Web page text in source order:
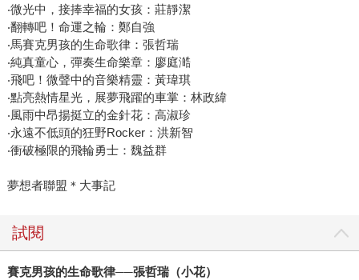
‧微光中，接捧幸福的女孩：莊靜潔
‧翻轉吧！命運之輪：鄭自強
‧馬賽克男孩的生命歌律：張哲瑞
‧純真童心，彈奏生命樂章：廖庭澔
‧飛吧！微聲中的音樂精靈：黃瑋琪
‧點亮熱情星光，展夢飛躍的車掌：林政緯
‧風雨中昂揚挺立的金針花：高淑珍
‧永遠不低頭的狂野Rocker：洪新智
‧衝破極限的飛輪勇士：魏益群
夢想者聯盟＊大事記
試閱
賽克男孩的生命歌律──張哲瑞（小花）